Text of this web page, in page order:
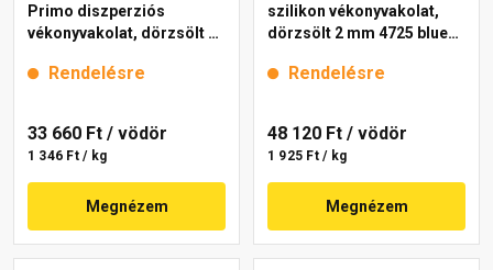
Primo diszperziós
vékonyvakolat, dörzsölt 2
Rendelésre
33 660 Ft / vödör
1 346 Ft / kg
Megnézem
szilikon vékonyvakolat,
dörzsölt 2 mm 4725 blue
Rendelésre
48 120 Ft / vödör
1 925 Ft / kg
Megnézem